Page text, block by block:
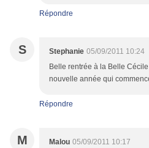
Répondre
S Stephanie 05/09/2011 10:24
Belle rentrée à la Belle
nouvelle année qui
Répondre
M Malou 05/09/2011 10:17